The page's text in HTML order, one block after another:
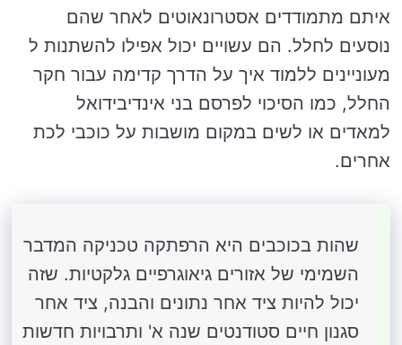
איתם מתמודדים אסטרונאוטים לאחר שהם
נוסעים לחלל. הם עשויים יכול אפילו להשתנות ל
מעוניינים ללמוד איך על הדרך קדימה עבור חקר
החלל, כמו הסיכוי לפרסם בני אינדיבידואל
למאדים או לשים במקום מושבות על כוכבי לכת
אחרים.
שהות בכוכבים היא הרפתקה טכניקה המדבר
השמימי של אזורים גיאוגרפיים גלקטיות. שזה
יכול להיות ציד אחר נתונים והבנה, ציד אחר
סגנון חיים סטודנטים שנה א' ותרבויות חדשות